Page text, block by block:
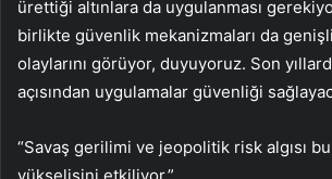
ürettiği altınlara da uygulanması
birlikte güvenlik mekanizmaları da
olaylarını görüyor, duyuyoruz. Son
açısından uygulamalar güvenliği
“Savaş gerilimi ve jeopolitik risk algısı bu
yükselişini etkiliyor.”